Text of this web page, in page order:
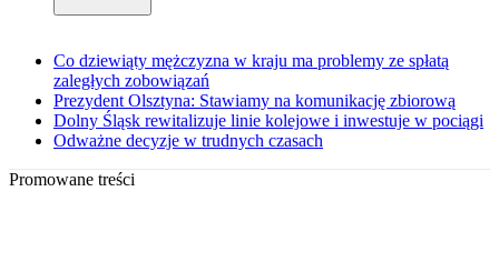
Co dziewiąty mężczyzna w kraju ma problemy ze spłatą
zaległych zobowiązań
Prezydent Olsztyna: Stawiamy na komunikację zbiorową
Dolny Śląsk rewitalizuje linie kolejowe i inwestuje w pociągi
Odważne decyzje w trudnych czasach
Promowane treści